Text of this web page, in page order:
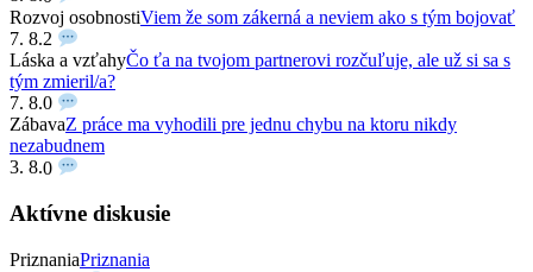
Rozvoj osobnostiViem že som zákerná a neviem ako s tým bojovať
7. 8.2
Láska a vzťahyČo ťa na tvojom partnerovi rozčuľuje, ale už si sa s
tým zmieril/a?
7. 8.0
ZábavaZ práce ma vyhodili pre jednu chybu na ktoru nikdy
nezabudnem
3. 8.0
Aktívne diskusie
PriznaniaPriznania